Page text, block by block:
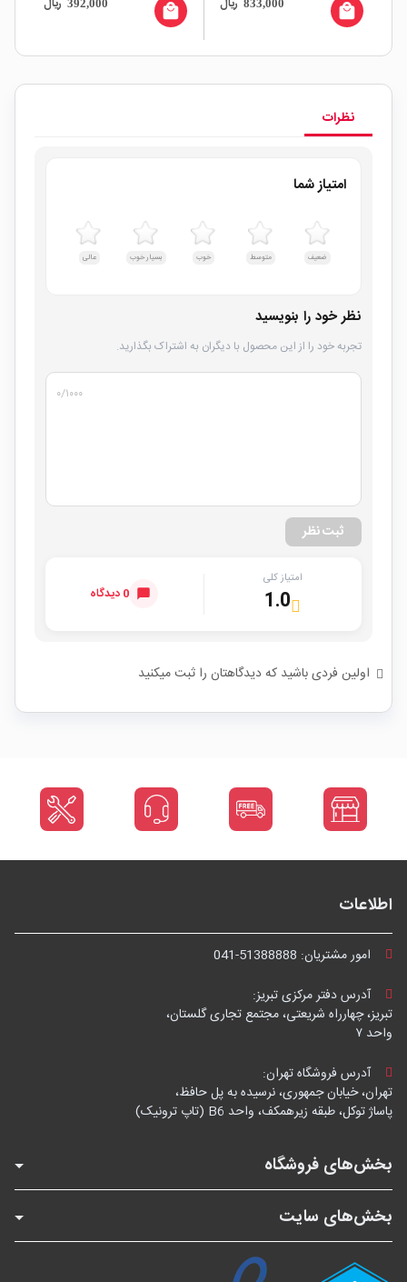
ریال 392,000 ریال
SiliconGear پکیج TO-251-3S
252,000
نظرات
امتیاز شما
ضعیف متوسط خوب بسیار خوب عالی
نظر خود را بنویسید
تجربه خود را از این محصول با دیگران به اشتراک بگذارید.
۰/۱۰۰۰
ثبت نظر
امتیاز کلی
1.0 0 دیدگاه
اولین فردی باشید که دیدگاهتان را ثبت میکنید
اطلاعات
امور مشتریان: 041-51388888
آدرس دفتر مرکزی تبریز:
تبریز، چهارراه شریعتی، مجتمع تجاری گلستان،
واحد ۷
آدرس فروشگاه تهران:
تهران، خیابان جمهوری، نرسیده به پل حافظ،
پاساژ توکل، طبقه زیرهمکف، واحد B6 (تاپ ترونیک)
بخش‌های فروشگاه
بخش‌های سایت